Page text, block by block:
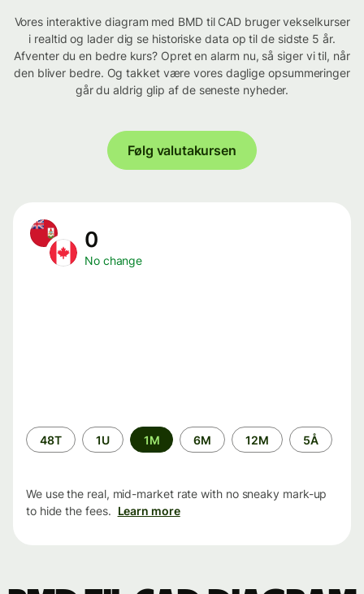
Vores interaktive diagram med BMD til CAD bruger vekselkurser
i realtid og lader dig se historiske data op til de sidste 5 år.
Afventer du en bedre kurs? Opret en alarm nu, så siger vi til, når
den bliver bedre. Og takket være vores daglige opsummeringer
går du aldrig glip af de seneste nyheder.
Følg valutakursen
0
No change
Time
period
48T 1U 1M 6M 12M 5Å
We use the real, mid-market rate with no sneaky mark-up
to hide the fees. Learn more